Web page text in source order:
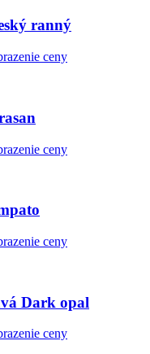
ranný
ceny
ceny
ceny
Dark opal
ceny